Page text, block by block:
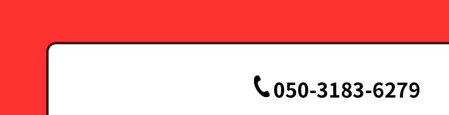
有効期限内のもので、現住所が記載されている面の写しを含むこと。（国際運転免許証は除く）
050-3183-6279